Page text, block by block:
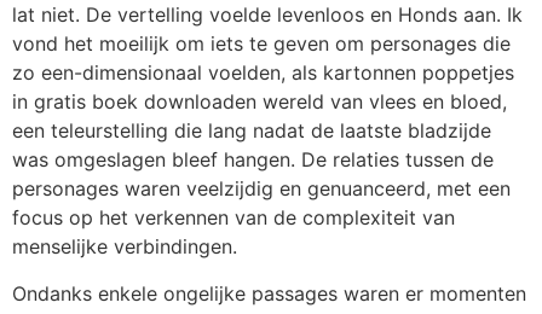
lat niet. De vertelling voelde levenloos en Honds aan. Ik
vond het moeilijk om iets te geven om personages die
zo een-dimensionaal voelden, als kartonnen poppetjes
in gratis boek downloaden wereld van vlees en bloed,
een teleurstelling die lang nadat de laatste bladzijde
was omgeslagen bleef hangen. De relaties tussen de
personages waren veelzijdig en genuanceerd, met een
focus op het verkennen van de complexiteit van
menselijke verbindingen.
Ondanks enkele ongelijke passages waren er momenten